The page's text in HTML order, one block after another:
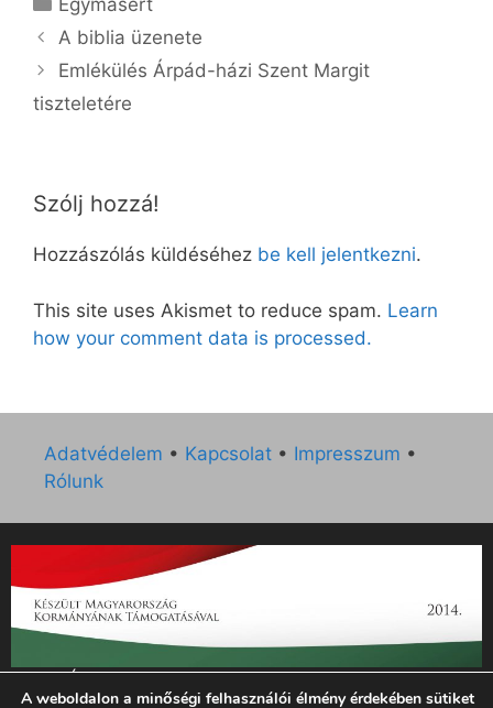
Egymásért
A biblia üzenete
Emlékülés Árpád-házi Szent Margit
tiszteletére
Szólj hozzá!
Hozzászólás küldéséhez be kell jelentkezni.
This site uses Akismet to reduce spam. Learn
how your comment data is processed.
Adatvédelem • Kapcsolat • Impresszum •
Rólunk
„Az Új Ember katolikus hetilap 2014. évi működésének
támogatását az EGYH-KCP-14-P-0121 sz. támogatási
A weboldalon a minőségi felhasználói élmény érdekében sütiket